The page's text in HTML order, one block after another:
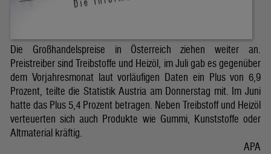
Die Großhandelspreise in Österreich ziehen weiter an.
Preistreiber sind Treibstoffe und Heizöl, im Juli gab es gegenüber
dem Vorjahresmonat laut vorläufigen Daten ein Plus von 6,9
Prozent, teilte die Statistik Austria am Donnerstag mit. Im Juni
hatte das Plus 5,4 Prozent betragen. Neben Treibstoff und Heizöl
verteuerten sich auch Produkte wie Gummi, Kunststoffe oder
Altmaterial kräftig.
APA